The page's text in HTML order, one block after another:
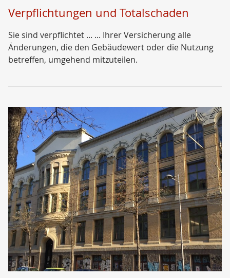
Verpflichtungen und Totalschaden
Sie sind verpflichtet ... ... Ihrer Versicherung alle
Änderungen, die den Gebäudewert oder die Nutzung
betreffen, umgehend mitzuteilen.